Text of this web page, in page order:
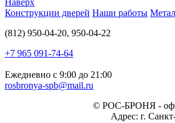
Наверх
Конструкции дверей Наши работы
(812) 950-04-20, 950-04-22
+7 965 091-74-64
Ежедневно с 9:00 до 21:00
rosbronya-spb@mail.ru
© РОС-БРОНЯ-
Адрес: г.